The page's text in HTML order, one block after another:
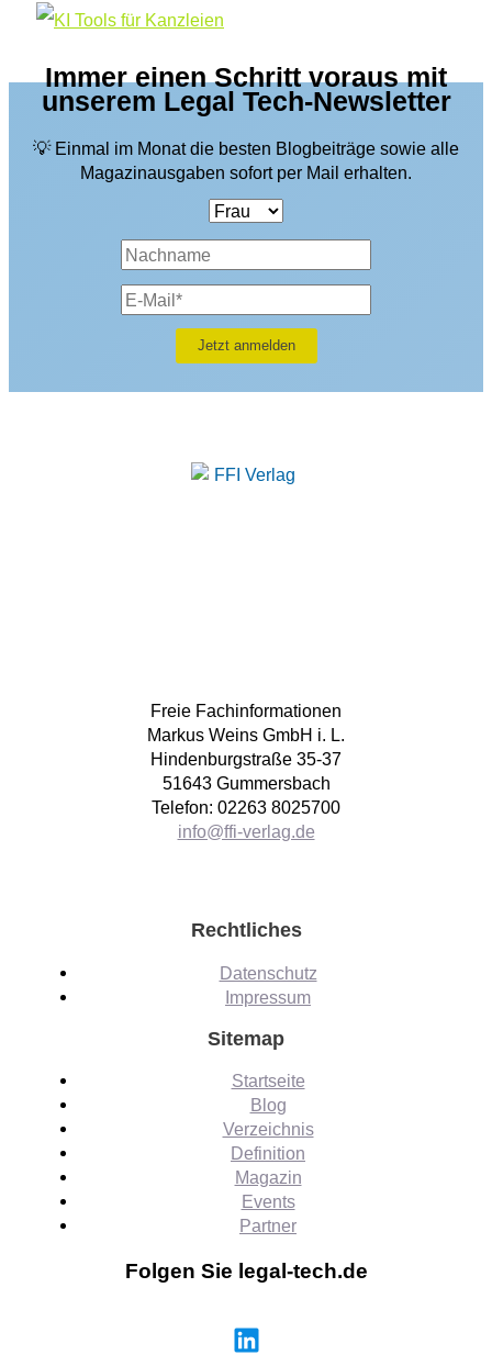
Immer einen Schritt voraus mit
unserem Legal Tech-Newsletter
💡 Einmal im Monat die besten Blogbeiträge sowie alle
Magazinausgaben sofort per Mail erhalten.
Freie Fachinformationen
Markus Weins GmbH i. L.
Hindenburgstraße 35-37
51643 Gummersbach
Telefon: 02263 8025700
info@ffi-verlag.de
Rechtliches
Datenschutz
Impressum
Sitemap
Startseite
Blog
Verzeichnis
Definition
Magazin
Events
Partner
Folgen Sie legal-tech.de